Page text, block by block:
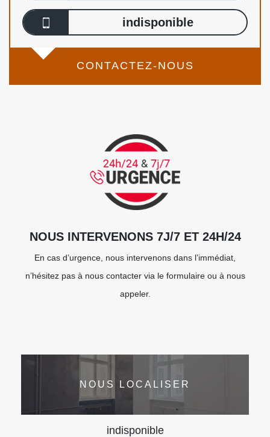
indisponible
CONTACTEZ-NOUS
NOUS INTERVENONS 7J/7 ET 24H/24
En cas d’urgence, nous intervenons dans l’immédiat,
n’hésitez pas à nous contacter via le formulaire ou à nous
appeler.
NOUS LOCALISER
indisponible